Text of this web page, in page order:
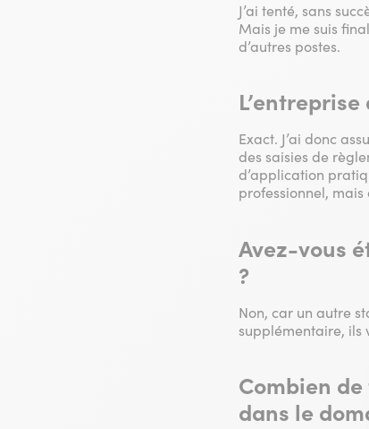
J’ai tenté, sans
Mais je me suis
d’autres postes.
Exact. J’ai donc
des saisies de
d’application
professionnel, mais
Avez-vous
?
Non, car un autre
supplémentaire, ils
Combien
dans le